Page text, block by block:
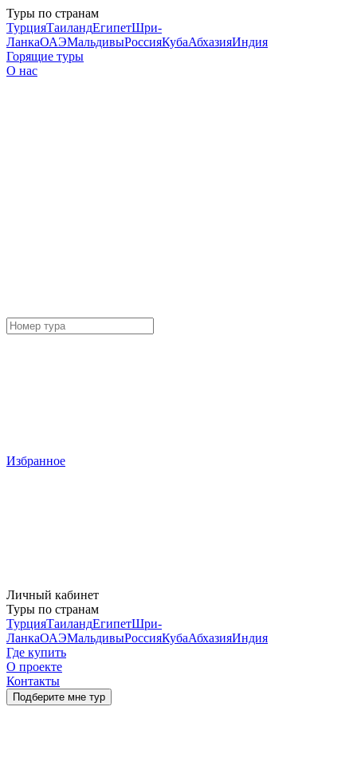
Туры по странам
ТурцияТаиландЕгипетШри-
ЛанкаОАЭМальдивыРоссияКубаАбхазияИндия
Горящие туры
О нас
Избранное
Личный кабинет
Туры по странам
ТурцияТаиландЕгипетШри-
ЛанкаОАЭМальдивыРоссияКубаАбхазияИндия
Где купить
О проекте
Контакты
Подберите мне тур